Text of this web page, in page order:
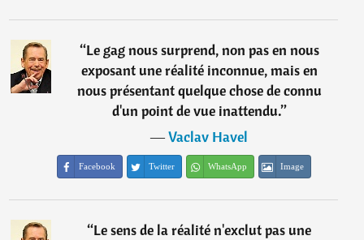
“Le gag nous surprend, non pas en nous
exposant une réalité inconnue, mais en
nous présentant quelque chose de connu
d'un point de vue inattendu.”
―Vaclav Havel
Facebook Twitter WhatsApp Image
“Le sens de la réalité n'exclut pas une